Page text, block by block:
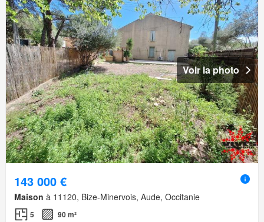
Voir la photo
143 000 €
Maison à 11120, Bize-Minervois, Aude, Occitanie
5 90 m²